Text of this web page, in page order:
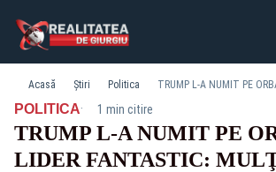
Acasă Știri Politica
POLITICA· 1 min citire
TRUMP L-A NUMIT PE
LIDER FANTASTIC: